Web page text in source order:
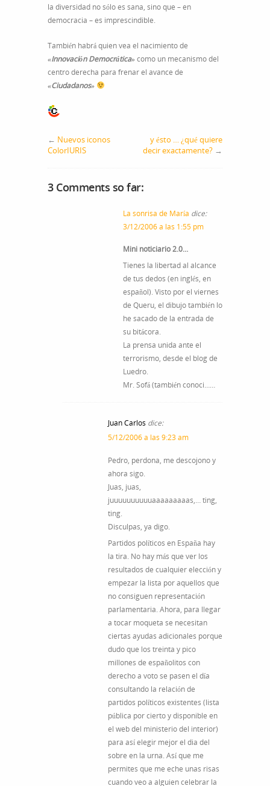
la diversidad no sólo es sana, sino que – en
democracia – es imprescindible.
También habrá quien vea el nacimiento de
«Innovación Democrática»como un mecanismo del
centro derecha para frenar el avance de
«Ciudadanos»
← Nuevos iconos
ColorIURIS
y ésto … ¿qué quiere
decir exactamente? →
3 Comments so far:
La sonrisa de María dice:
3/12/2006 a las 1:55 pm
Mini noticiario 2.0…
Tienes la libertad al alcance
de tus dedos (en inglés, en
español). Visto por el viernes
de Queru, el dibujo también lo
he sacado de la entrada de
su bitácora.
La prensa unida ante el
terrorismo, desde el blog de
Luedro.
Mr. Sofá (también conoci……
Juan Carlos dice:
5/12/2006 a las 9:23 am
Pedro, perdona, me descojono y
ahora sigo.
Juas, juas,
juuuuuuuuuuaaaaaaaaas,… ting,
ting.
Disculpas, ya digo.
Partidos políticos en España hay
la tira. No hay más que ver los
resultados de cualquier elección y
empezar la lista por aquellos que
no consiguen representación
parlamentaria. Ahora, para llegar
a tocar moqueta se necesitan
ciertas ayudas adicionales porque
dudo que los treinta y pico
millones de españolitos con
derecho a voto se pasen el día
consultando la relación de
partidos políticos existentes (lista
pública por cierto y disponible en
el web del ministerio del interior)
para así elegir mejor el dia del
sobre en la urna. Así que me
permites que me eche unas risas
cuando veo a alguien celebrar la